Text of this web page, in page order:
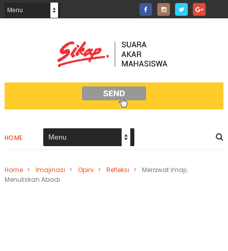
HOME
Home > Imajinasi > Opini > Refleksi >
Merawat Imaji;
Menuliskan Abadi